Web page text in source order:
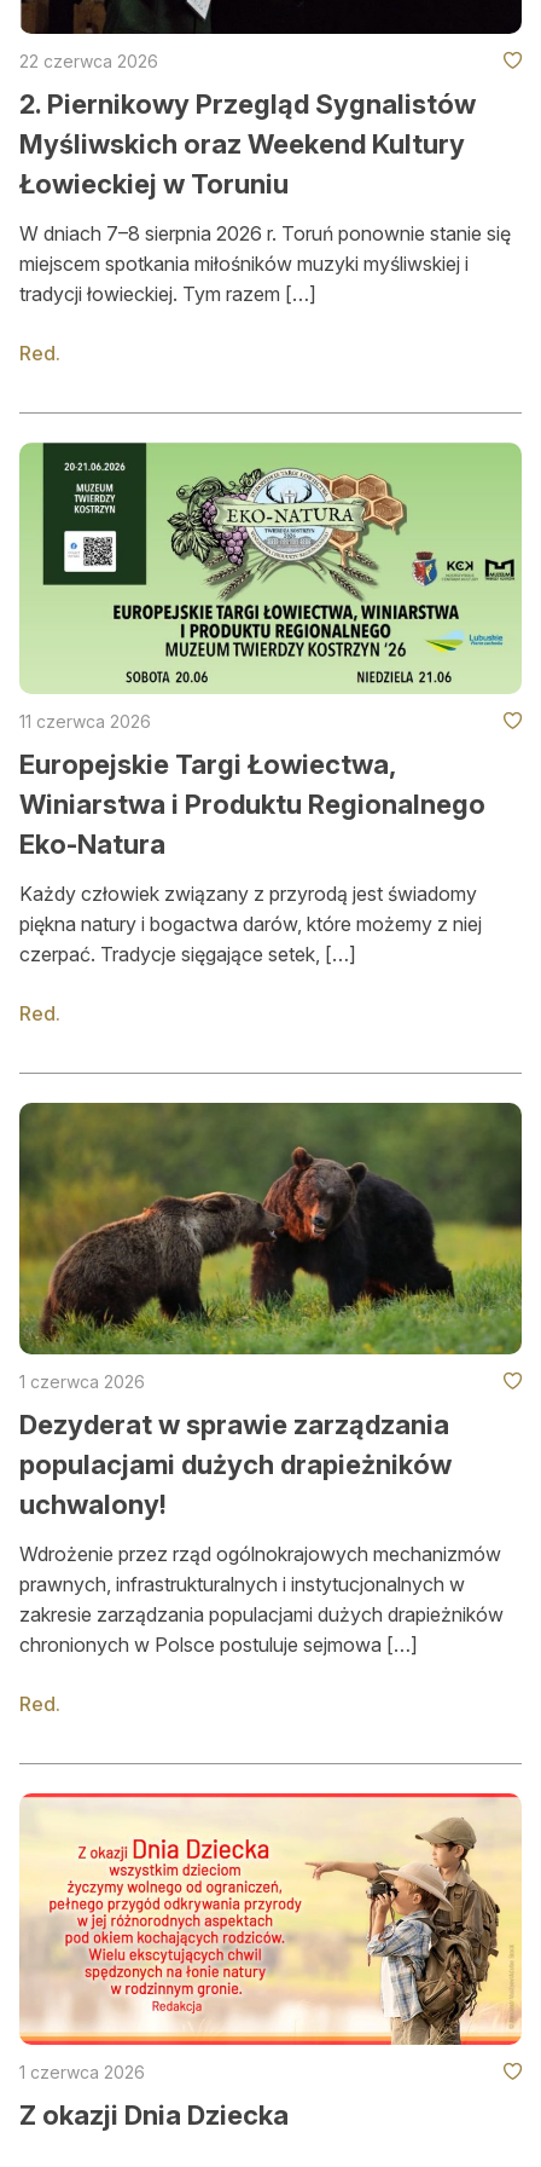
Konkursy
Regulamin krzyżówki
Galeria
Stałe rubryki
Prawo łowieckie
Kynologia łowiecka
Broń, amunicja, optyka i akcesoria
W myśliwskiej kuchni
Ludzie
Archiwum
Okresy polowań
Słońce i księżyc
O nas
Gdzie kupić BŁ
Reklama
Mediakits (PDF)
Ogłoszenia drobne
Zamów ogłoszenie do druku
Prenumerata
Kontakt
22 czerwca 2026
2. Piernikowy Przegląd Sygnalistów
Myśliwskich oraz Weekend Kultury
Łowieckiej w Toruniu
W dniach 7–8 sierpnia 2026 r. Toruń ponownie stanie się
miejscem spotkania miłośników muzyki myśliwskiej i
tradycji łowieckiej. Tym razem […]
Red.
11 czerwca 2026
Europejskie Targi Łowiectwa,
Winiarstwa i Produktu Regionalnego
Eko-Natura
Każdy człowiek związany z przyrodą jest świadomy
piękna natury i bogactwa darów, które możemy z niej
czerpać. Tradycje sięgające setek, […]
Red.
1 czerwca 2026
Dezyderat w sprawie zarządzania
populacjami dużych drapieżników
uchwalony!
Wdrożenie przez rząd ogólnokrajowych mechanizmów
prawnych, infrastrukturalnych i instytucjonalnych w
zakresie zarządzania populacjami dużych drapieżników
chronionych w Polsce postuluje sejmowa […]
Red.
1 czerwca 2026
Z okazji Dnia Dziecka